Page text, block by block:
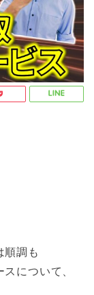
順調も
について、